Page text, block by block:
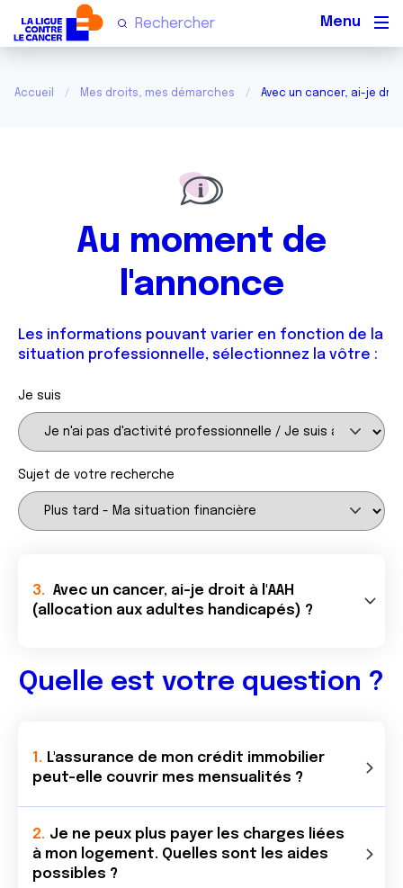
Accueil Mes droits, mes démarches Avec un cancer, ai-je
Au moment de
l'annonce
Les informations pouvant varier en fonction de la
situation professionnelle, sélectionnez la vôtre :
Je suis
Sujet de votre recherche
L'assurance de mon crédit immobilier
peut-elle couvrir mes mensualités ?
Je ne peux plus payer les charges liées
à mon logement. Quelles sont les aides
possibles ?
Quelle est votre question ?
Avec un cancer, ai-je droit à l'AAH
(allocation aux adultes handicapés) ?